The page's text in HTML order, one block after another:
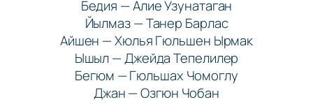
Бедия — Алие Узунатаган
Йылмаз — Танер Барлас
Айшен — Хюлья Гюльшен Ырмак
Ышыл — Джейда Тепелилер
Бегюм — Гюльшах Чомоглу
Джан — Озгюн Чобан